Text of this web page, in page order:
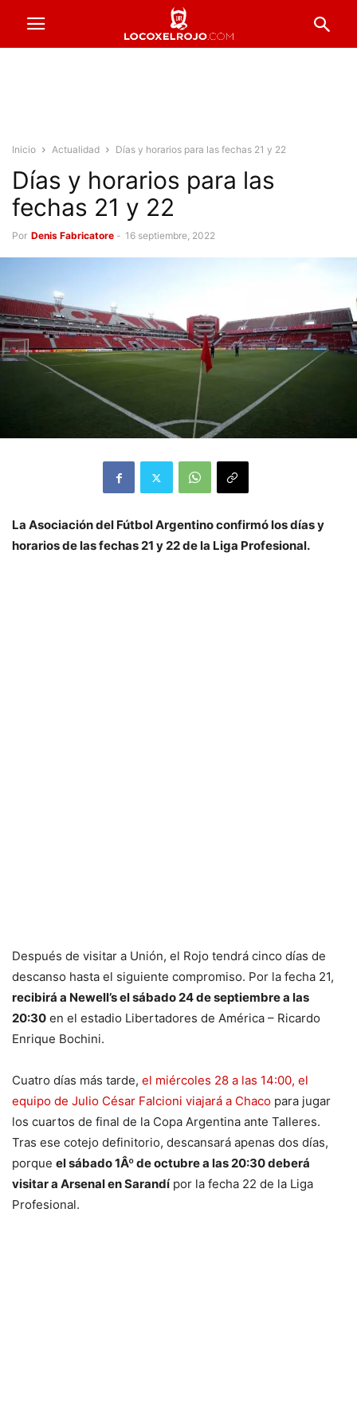
Inicio Actualidad Días y horarios para las fechas 21 y 22
Días y horarios para las
fechas 21 y 22
Por Denis Fabricatore - 16 septiembre, 2022
La Asociación del Fútbol Argentino confirmó los días y
horarios de las fechas 21 y 22 de la Liga Profesional.
Después de visitar a Unión, el Rojo tendrá cinco días de
descanso hasta el siguiente compromiso. Por la fecha 21,
recibirá a Newell’s el sábado 24 de septiembre a las
20:30 en el estadio Libertadores de América – Ricardo
Enrique Bochini.
Cuatro días más tarde, el miércoles 28 a las 14:00, el
equipo de Julio César Falcioni viajará a Chaco para jugar
los cuartos de final de la Copa Argentina ante Talleres.
Tras ese cotejo definitorio, descansará apenas dos días,
porque el sábado 1Âº de octubre a las 20:30 deberá
visitar a Arsenal en Sarandípor la fecha 22 de la Liga
Profesional.